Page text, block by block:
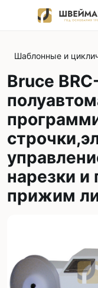
Шаблонные и
Bruce
нарезки и
прижим